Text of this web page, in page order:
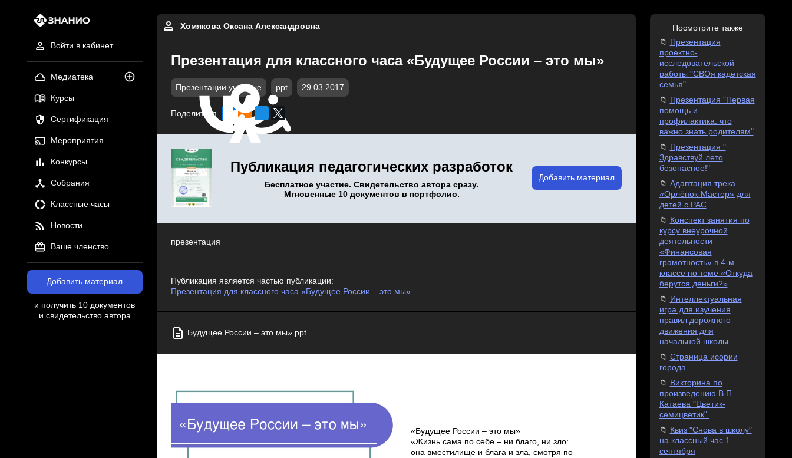
Войти в кабинет
Медиатека
Курсы
Сертификация
Мероприятия
Конкурсы
Собрания
Классные часы
Новости
Ваше членство
Добавить материал
и получить 10 документов
и свидетельство автора
Хомякова Оксана Александровна
Презентация для классного часа «Будущее России – это мы»
Презентации учебные ppt 29.03.2017
Поделиться
Публикация педагогических разработок
Бесплатное участие. Свидетельство автора сразу.
Мгновенные 10 документов в портфолио.
Добавить материал
презентация
Публикация является частью публикации:
Презентация для классного часа «Будущее России – это мы»
Будущее России – это мы».ppt
«Будущее России – это мы»
«Жизнь сама по себе – ни благо, ни зло:
она вместилище и блага и зла, смотря по
Посмотрите также
Презентация
проектно-
исследовательской
работы "СВОя кадетская
семья"
Презентация "Первая
помощь и
профилактика: что
важно знать родителям"
Презентация "
Здравствуй лето
безопасное!"
Адаптация трека
«Орлёнок-Мастер» для
детей с РАС
Конспект занятия по
курсу внеурочной
деятельности
«Финансовая
грамотность» в 4-м
классе по теме «Откуда
берутся деньги?»
Интеллектуальная
игра для изучения
правил дорожного
движения для
начальной школы
Страница исории
города
Викторина по
произведению В.П.
Катаева "Цветик-
семицветик".
Квиз "Снова в школу"
на классный час 1
сентября